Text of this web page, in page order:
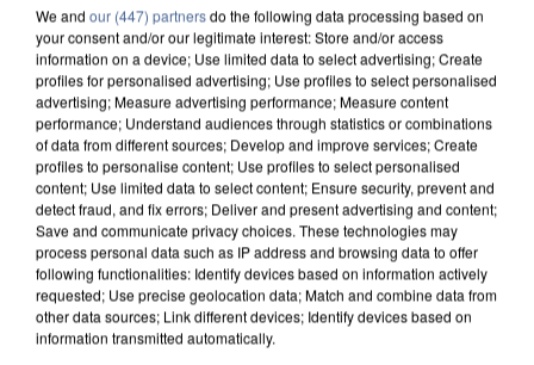
APRÈS TOUTES CES CANICULES, LES REFUGES
DE FAUNE SAUVAGE SONT...
We and our (447) partnersdo the following data processing based on
your consent and/or our legitimate interest: Store and/or access
information on a device; Use limited data to select advertising; Create
profiles for personalised advertising; Use profiles to select personalised
advertising; Measure advertising performance; Measure content
performance; Understand audiences through statistics or combinations
of data from different sources; Develop and improve services; Create
profiles to personalise content; Use profiles to select personalised
content; Use limited data to select content; Ensure security, prevent and
detect fraud, and fix errors; Deliver and present advertising and content;
Save and communicate privacy choices. These technologies may
process personal data such as IP address and browsing data to offer
following functionalities: Identify devices based on information actively
requested; Use precise geolocation data; Match and combine data from
other data sources; Link different devices; Identify devices based on
information transmitted automatically.